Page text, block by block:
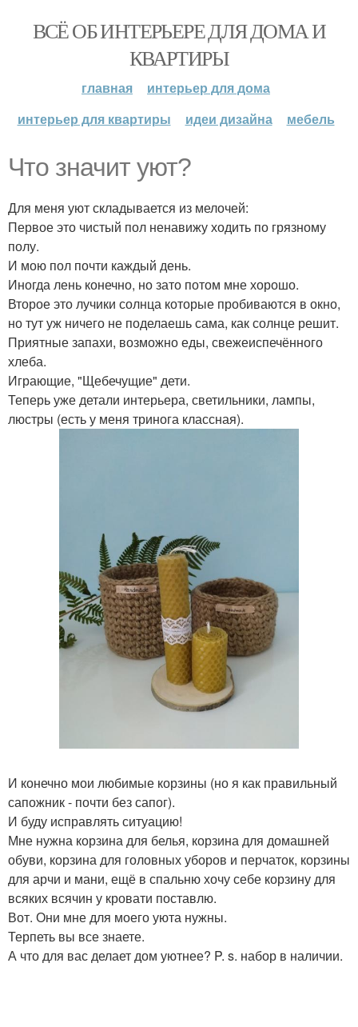
ВСЁ ОБ ИНТЕРЬЕРЕ ДЛЯ ДОМА И
КВАРТИРЫ
главная
интерьер для дома
интерьер для квартиры
идеи дизайна мебель
Что значит уют?
Для меня уют складывается из мелочей:
Первое это чистый пол ненавижу ходить по грязному
полу.
И мою пол почти каждый день.
Иногда лень конечно, но зато потом мне хорошо.
Второе это лучики солнца которые пробиваются в окно,
но тут уж ничего не поделаешь сама, как солнце решит.
Приятные запахи, возможно еды, свежеиспечённого
хлеба.
Играющие, "Щебечущие" дети.
Теперь уже детали интерьера, светильники, лампы,
люстры (есть у меня тринога классная).
И конечно мои любимые корзины (но я как правильный
сапожник - почти без сапог).
И буду исправлять ситуацию!
Мне нужна корзина для белья, корзина для домашней
обуви, корзина для головных уборов и перчаток, корзины
для арчи и мани, ещё в спальню хочу себе корзину для
всяких всячин у кровати поставлю.
Вот. Они мне для моего уюта нужны.
Терпеть вы все знаете.
А что для вас делает дом уютнее? P. s. набор в наличии.